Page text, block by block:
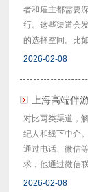
者和雇主都需要
行。这些渠道会
的选择空间。比
2026-02-08
上海高端伴
对比两类渠道，
纪人和线下中介
通过电话、微信
求，他通过微信
2026-02-08